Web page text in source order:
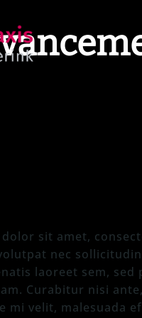
sit amet,
nec
laoreet sem,
Curabitur nisi
mi velit, malesuada